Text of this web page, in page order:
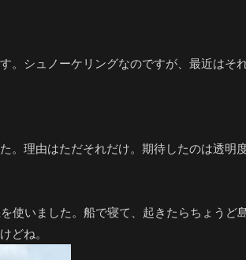
シュノーケリングなのですが、最近はそ
理由はただそれだけ。期待したのは透明
いました。船で寝て、起きたらちょうど
どね。